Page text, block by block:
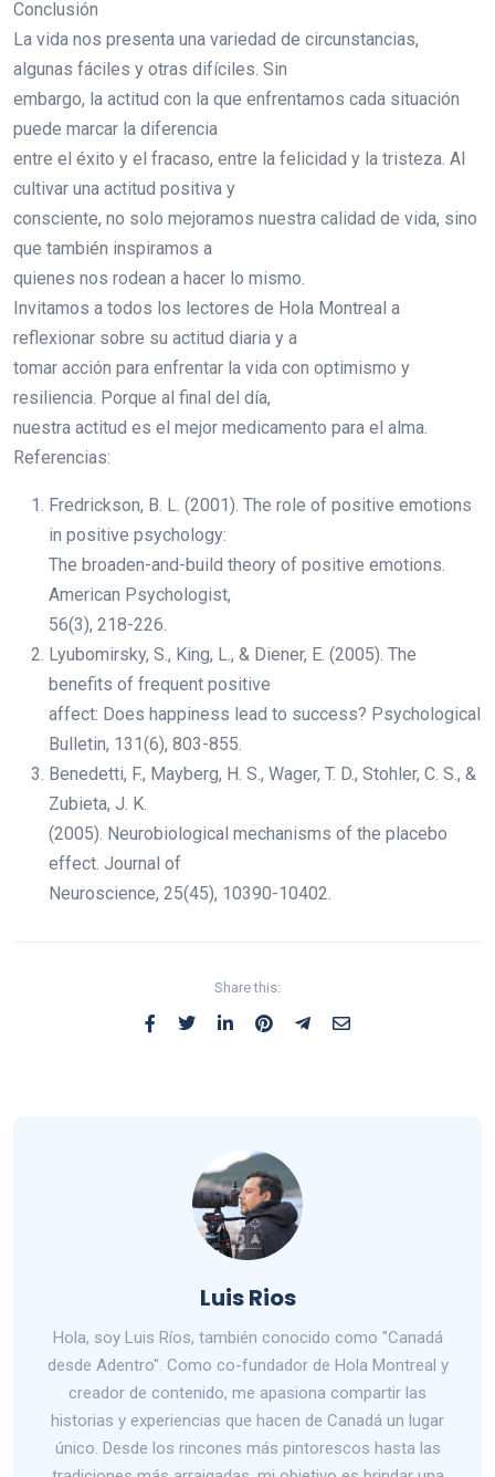
Conclusión
La vida nos presenta una variedad de circunstancias,
algunas fáciles y otras difíciles. Sin
embargo, la actitud con la que enfrentamos cada situación
puede marcar la diferencia
entre el éxito y el fracaso, entre la felicidad y la tristeza. Al
cultivar una actitud positiva y
consciente, no solo mejoramos nuestra calidad de vida, sino
que también inspiramos a
quienes nos rodean a hacer lo mismo.
Invitamos a todos los lectores de Hola Montreal a
reflexionar sobre su actitud diaria y a
tomar acción para enfrentar la vida con optimismo y
resiliencia. Porque al final del día,
nuestra actitud es el mejor medicamento para el alma.
Referencias:
Fredrickson, B. L. (2001). The role of positive emotions
in positive psychology:
The broaden-and-build theory of positive emotions.
American Psychologist,
56(3), 218-226.
Lyubomirsky, S., King, L., & Diener, E. (2005). The
benefits of frequent positive
affect: Does happiness lead to success? Psychological
Bulletin, 131(6), 803-855.
Benedetti, F., Mayberg, H. S., Wager, T. D., Stohler, C. S., &
Zubieta, J. K.
(2005). Neurobiological mechanisms of the placebo
effect. Journal of
Neuroscience, 25(45), 10390-10402.
Share this:
Luis Rios
Hola, soy Luis Ríos, también conocido como "Canadá
desde Adentro". Como co-fundador de Hola Montreal y
creador de contenido, me apasiona compartir las
historias y experiencias que hacen de Canadá un lugar
único. Desde los rincones más pintorescos hasta las